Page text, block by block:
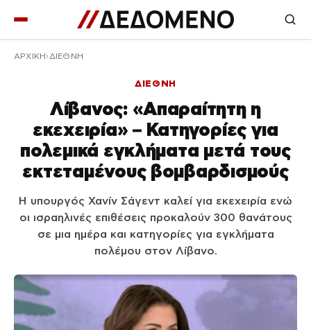
ΑΡΧΙΚΉ ΔΙΕΘΝΗ
ΔΙΕΘΝΗ
Λίβανος: «Απαραίτητη η
εκεχειρία» – Κατηγορίες για
πολεμικά εγκλήματα μετά τους
εκτεταμένους βομβαρδισμούς
Η υπουργός Χανίν Σάγεντ καλεί για εκεχειρία ενώ
οι ισραηλινές επιθέσεις προκαλούν 300 θανάτους
σε μια ημέρα και κατηγορίες για εγκλήματα
πολέμου στον Λίβανο.